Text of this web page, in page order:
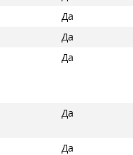
Да
Да
Да
Да
Да